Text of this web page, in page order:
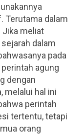
Terutama dalam
Jika meliat
dalam
pada
agung
dengan
melalui hal ini
perintah
tertentu, tetapi
orang